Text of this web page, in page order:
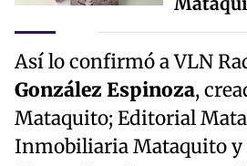
Así lo confirmó a VLN
González Espinoza,
Mataquito; Editorial
Inmobiliaria Mataquito y